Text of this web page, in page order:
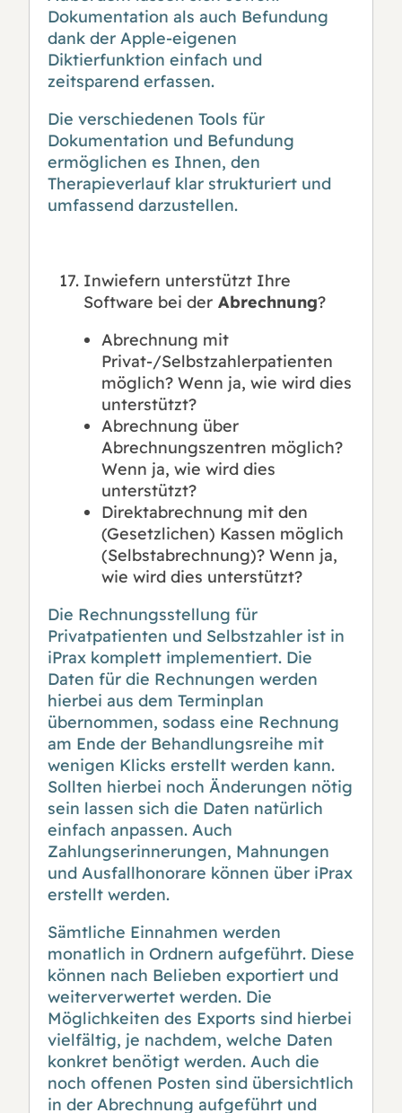
Dokumentation als auch Befundung
dank der Apple-eigenen
Diktierfunktion einfach und
zeitsparend erfassen.
Die verschiedenen Tools für
Dokumentation und Befundung
ermöglichen es Ihnen, den
Therapieverlauf klar strukturiert und
umfassend darzustellen.
Inwiefern unterstützt Ihre
Software bei der Abrechnung?
Abrechnung mit
Privat-/Selbstzahlerpatienten
möglich? Wenn ja, wie wird dies
unterstützt?
Abrechnung über
Abrechnungszentren möglich?
Wenn ja, wie wird dies
unterstützt?
Direktabrechnung mit den
(Gesetzlichen) Kassen möglich
(Selbstabrechnung)? Wenn ja,
wie wird dies unterstützt?
Die Rechnungsstellung für
Privatpatienten und Selbstzahler ist in
iPrax komplett implementiert. Die
Daten für die Rechnungen werden
hierbei aus dem Terminplan
übernommen, sodass eine Rechnung
am Ende der Behandlungsreihe mit
wenigen Klicks erstellt werden kann.
Sollten hierbei noch Änderungen nötig
sein lassen sich die Daten natürlich
einfach anpassen. Auch
Zahlungserinnerungen, Mahnungen
und Ausfallhonorare können über iPrax
erstellt werden.
Sämtliche Einnahmen werden
monatlich in Ordnern aufgeführt. Diese
können nach Belieben exportiert und
weiterverwertet werden. Die
Möglichkeiten des Exports sind hierbei
vielfältig, je nachdem, welche Daten
konkret benötigt werden. Auch die
noch offenen Posten sind übersichtlich
in der Abrechnung aufgeführt und